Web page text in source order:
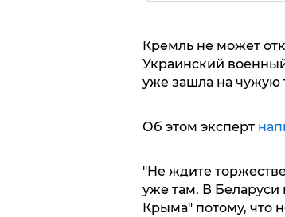
Кремль не может
Украинский
уже зашла на чужую
Об этом эксперт
"Не ждите
уже там. В Беларуси
Крыма" потому, что